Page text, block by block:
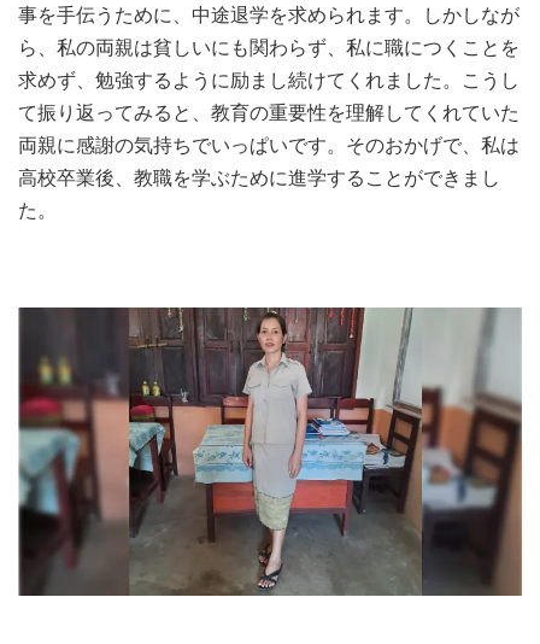
事を手伝うために、中途退学を求められます。しかしなが
ら、私の両親は貧しいにも関わらず、私に職につくことを
求めず、勉強するように励まし続けてくれました。こうし
て振り返ってみると、教育の重要性を理解してくれていた
両親に感謝の気持ちでいっぱいです。そのおかげで、私は
高校卒業後、教職を学ぶために進学することができまし
た。